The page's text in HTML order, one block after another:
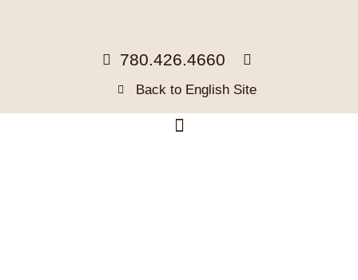
780.426.4660
Back to English Site